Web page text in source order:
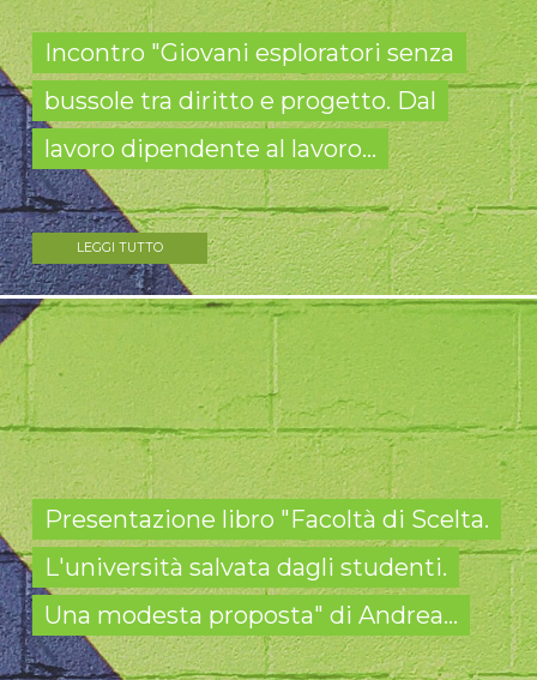
Incontro "Giovani esploratori senza
bussole tra diritto e progetto. Dal
lavoro dipendente al lavoro...
LEGGI TUTTO
Presentazione libro "Facoltà di Scelta.
L'università salvata dagli studenti.
Una modesta proposta" di Andrea...